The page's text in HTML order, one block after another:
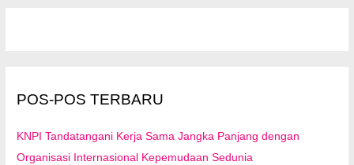
kPOS-POS TERBARU
KNPI Tandatangani Kerja Sama Jangka Panjang dengan
Organisasi Internasional Kepemudaan Sedunia